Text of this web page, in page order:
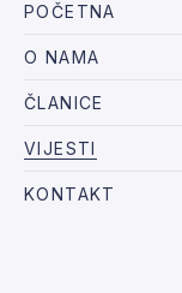
POČETNA
O NAMA
ČLANICE
VIJESTI
KONTAKT